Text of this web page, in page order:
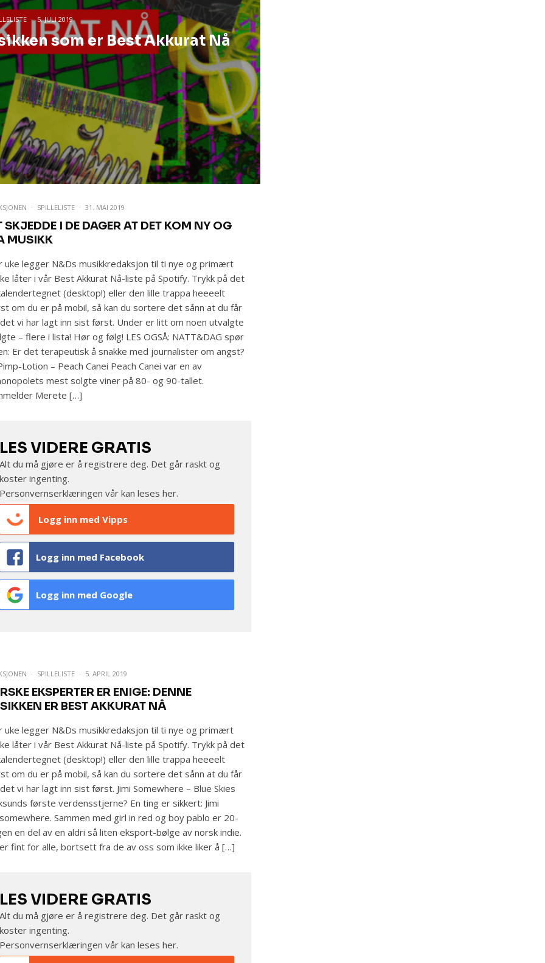
· 5. JULI 2019
som er Best Akkurat Nå
· SPILLELISTE · 31. MAI 2019
SKJEDDE I DE DAGER AT DET KOM NY OG
MUSIKK
uke legger N&Ds musikkredaksjon til ti nye og primært
låter i vår Best Akkurat Nå-liste på Spotify. Trykk på det
(desktop!) eller den lille trappa heeeelt
om du er på mobil, så kan du sortere det sånn at du får
vi har lagt inn sist først. Under er litt om noen utvalgte
– flere i lista! Hør og følg! LES OGSÅ: NATT&DAG spør
Er det terapeutisk å snakke med journalister om angst?
Lotion – Peach Canei Peach Canei var en av
mest solgte viner på 80- og 90-tallet.
Merete […]
LES VIDERE GRATIS
Alt du må gjøre er å registrere deg. Det går raskt og
koster ingenting.
Personvernserklæringen vår kan lesesher.
Logg inn med Vipps
Logg inn med Facebook
Logg inn med Google
· SPILLELISTE · 5. APRIL 2019
EKSPERTER ER ENIGE: DENNE
ER BEST AKKURAT NÅ
uke legger N&Ds musikkredaksjon til ti nye og primært
låter i vår Best Akkurat Nå-liste på Spotify. Trykk på det
(desktop!) eller den lille trappa heeeelt
om du er på mobil, så kan du sortere det sånn at du får
vi har lagt inn sist først. Jimi Somewhere – Blue Skies
første verdensstjerne? En ting er sikkert: Jimi
Sammen med girl in red og boy pablo er 20-
en del av en aldri så liten eksport-bølge av norsk indie.
fint for alle, bortsett fra de av oss som ikke liker å […]
LES VIDERE GRATIS
Alt du må gjøre er å registrere deg. Det går raskt og
koster ingenting.
Personvernserklæringen vår kan lesesher.